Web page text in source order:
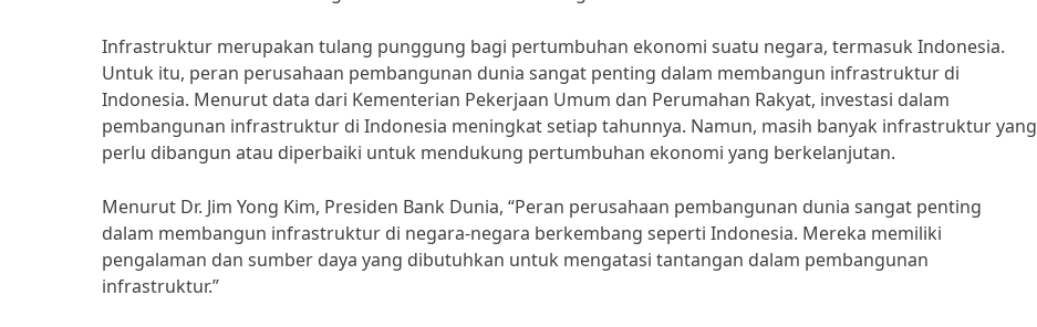
Infrastruktur merupakan tulang punggung bagi pertumbuhan ekonomi suatu negara, termasuk Indonesia.
Untuk itu, peran perusahaan pembangunan dunia sangat penting dalam membangun infrastruktur di
Indonesia. Menurut data dari Kementerian Pekerjaan Umum dan Perumahan Rakyat, investasi dalam
pembangunan infrastruktur di Indonesia meningkat setiap tahunnya. Namun, masih banyak infrastruktur yang
perlu dibangun atau diperbaiki untuk mendukung pertumbuhan ekonomi yang berkelanjutan.
Menurut Dr. Jim Yong Kim, Presiden Bank Dunia, “Peran perusahaan pembangunan dunia sangat penting
dalam membangun infrastruktur di negara-negara berkembang seperti Indonesia. Mereka memiliki
pengalaman dan sumber daya yang dibutuhkan untuk mengatasi tantangan dalam pembangunan
infrastruktur.”